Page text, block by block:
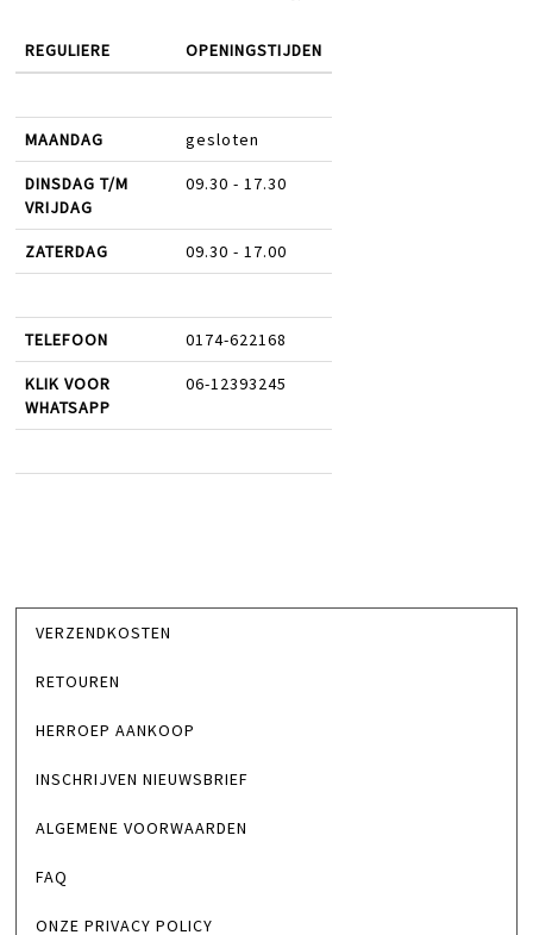
REGULIERE OPENINGSTIJDEN
MAANDAG gesloten
DINSDAG T/M
VRIJDAG
09.30 - 17.30
ZATERDAG 09.30 - 17.00
TELEFOON 0174-622168
KLIK VOOR
WHATSAPP
06-12393245
VERZENDKOSTEN
RETOUREN
HERROEP AANKOOP
INSCHRIJVEN NIEUWSBRIEF
ALGEMENE VOORWAARDEN
FAQ
ONZE PRIVACY POLICY